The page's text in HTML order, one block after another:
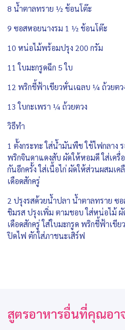
8 น้ำตาลทราย ½ ช้อนโต๊ะ
9 ซอสหอยนางรม 1 ½ ช้อนโต๊ะ
10 หน่อไม้พร้อมปรุง 200 กรัม
11 ใบมะกรูดฉีก 5 ใบ
12 พริกชี้ฟ้าเขียวหั่นเฉลบ ¼ ถ้วยตว
13 ใบกะเพรา ¼ ถ้วยตวง
วิธีทำ
1 ตั้งกระทะ ใส่น้ำมันพืช ใช้ไฟกลาง
พริกจินดาแดงสับ ผัดให้หอมดี ใส่เครื่
กันอีกครั้ง ใส่เนื้อไก่ ผัดให้ส่วนผสมเ
เดือดสักครู่
2 ปรุงรสด้วยน้ำปลา น้ำตาลทราย ซ
ชิมรส ปรุงเพิ่ม ตามชอบ ใส่หน่อไม้
เดือดสักครู่ ใส่ใบมะกรูด พริกชี้ฟ้าเขีย
ปิดไฟ ตักใส่ภาชนะเสิร์ฟ
สูตรอาหารอื่นที่คุณอา